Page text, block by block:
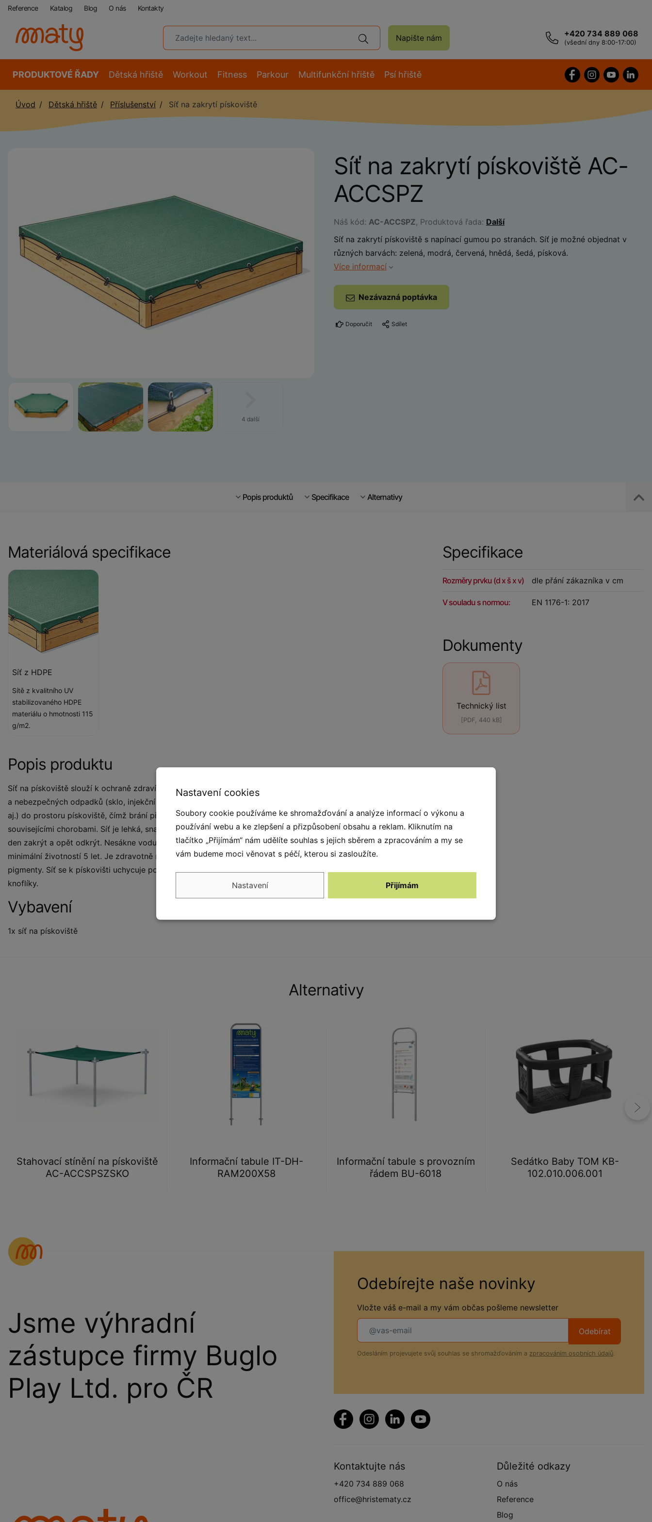
Reference Katalog Blog O nás Kontakty
Napište nám +420 734 889 068
(všední dny 8:00-17:00)
PRODUKTOVÉ ŘADY Dětská hřiště Workout Fitness Parkour Multifunkční hřiště Psí hřiště
Úvod Dětská hřiště Příslušenství Síť na zakrytí pískoviště
4 další
Síť na zakrytí pískoviště AC-
ACCSPZ
Náš kód: AC-ACCSPZ, Produktová řada: Další
Síť na zakrytí pískoviště s napínací gumou po stranách. Síť je možné objednat v
různých barvách: zelená, modrá, červená, hnědá, šedá, písková.
Více informací
Nezávazná poptávka
Doporučit Sdílet
Popis produktů Specifikace Alternativy
Specifikace
Rozměry prvku (d x š x v) dle přání zákazníka v cm
V souladu s normou: EN 1176-1: 2017
Dokumenty
Technický list
[PDF, 440 kB]
Materiálová specifikace
Síť z HDPE
Sítě z kvalitního UV
stabilizovaného HDPE
materiálu o hmotnosti 115
g/m2.
Popis produktu
Síť na pískoviště slouží k ochraně zdraví a bezpečnosti dětí. Zabraňuje napadání nečistot (listí, větví aj.)
a nebezpečných odpadků (sklo, injekční stříkačky aj.) do pískoviště. Zabraňuje vstupu zvířat (psů, koček
aj.) do prostoru pískoviště, čímž brání před znečištěním pískoviště zvířecími exkrementy a s tím
souvisejícími chorobami. Síť je lehká, snadno se s ní manipuluje, proto je možné pískoviště několikrát za
den zakrýt a opět odkrýt. Nesákne vodu, je mrazuvzdorná a odolná povětrnostním vlivům a UV záření s
minimální životností 5 let. Je zdravotně nezávadná, k barvení jsou použity zdravotně nezávadné barevné
pigmenty. Síť se k pískovišti uchycuje pomocí úchytných komponentů - gumolano, gumolanová očka,
knoflíky.
Vybavení
1x síť na pískoviště
Alternativy
Stahovací stínění na pískoviště
AC-ACCSPSZSKO
Informační tabule IT-DH-
RAM200X58
Informační tabule s provozním
řádem BU-6018
Sedátko Baby TOM KB-
102.010.006.001
Jsme výhradní
zástupce firmy Buglo
Play Ltd. pro ČR
Odebírejte naše novinky
Vložte váš e-mail a my vám občas pošleme newsletter
Odebírat
Odesláním projevujete svůj souhlas se shromažďováním a zpracováním osobních údajů.
Kontaktujte nás
+420 734 889 068
office@hristematy.cz
Důležité odkazy
O nás
Reference
Blog
Nastavení cookies
Soubory cookie používáme ke shromažďování a analýze informací o výkonu a
používání webu a ke zlepšení a přizpůsobení obsahu a reklam. Kliknutím na
tlačítko „Přijímám“ nám udělíte souhlas s jejich sběrem a zpracováním a my se
vám budeme moci věnovat s péčí, kterou si zasloužíte.
Nastavení Přijímám